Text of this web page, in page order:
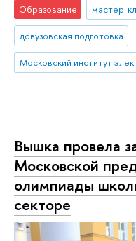
Образование мастер-
довузовская подготовка
Московский институт
Вышка провела
Московской
олимпиады
секторе